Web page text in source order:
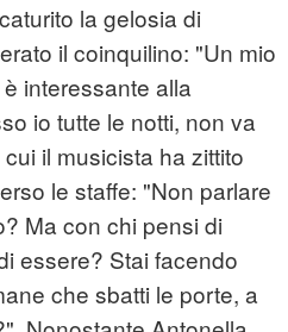
la gelosia di
il coinquilino: "Un mio
interessante alla
io tutte le notti, non va
il musicista ha zittito
le staffe: "Non parlare
Ma con chi pensi di
essere? Stai facendo
che sbatti le porte, a